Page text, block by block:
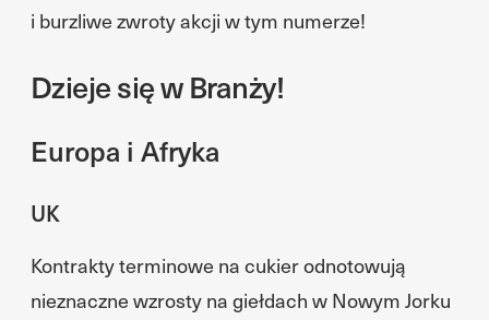
i burzliwe zwroty akcji w tym numerze!
Dzieje się w Branży!
Europa i Afryka
UK
Kontrakty terminowe na cukier odnotowują
nieznaczne wzrosty na giełdach w Nowym Jorku